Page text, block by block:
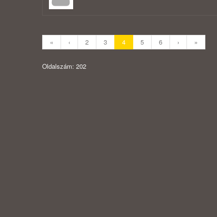
« ‹ 2 3 4 5 6 › »
Oldalszám: 202